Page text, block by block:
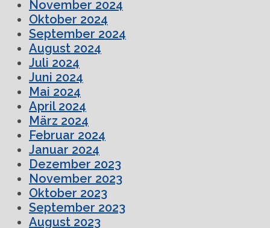
November 2024
Oktober 2024
September 2024
August 2024
Juli 2024
Juni 2024
Mai 2024
April 2024
März 2024
Februar 2024
Januar 2024
Dezember 2023
November 2023
Oktober 2023
September 2023
August 2023